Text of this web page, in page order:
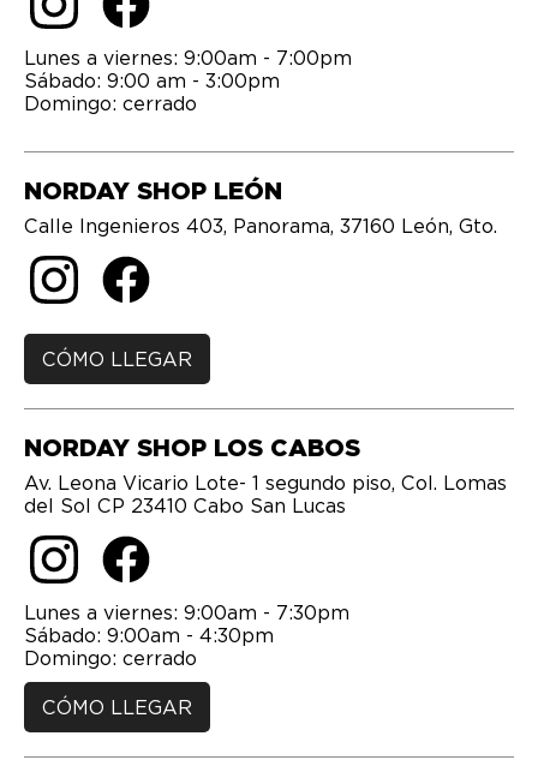
Lunes a viernes: 9:00am - 7:00pm
Sábado: 9:00 am - 3:00pm
NORDAY SHOP LEÓN
Calle Ingenieros 403, Panorama, 37160 León, Gto.
CÓMO LLEGAR
NORDAY SHOP LOS CABOS
Av. Leona Vicario Lote- 1 segundo piso, Col. Lomas
del Sol CP 23410 Cabo San Lucas
Lunes a viernes: 9:00am - 7:30pm
Sábado: 9:00am - 4:30pm
CÓMO LLEGAR